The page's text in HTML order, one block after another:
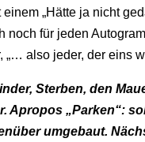
„Hätte ja nicht
noch für jeden
„… also jeder, der eins
Sterben, den
Apropos „Parken“:
umgebaut.